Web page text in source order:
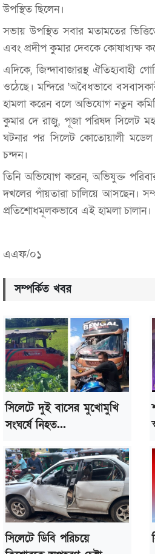
উপস্থিত ছিলেন।
সভায় উপস্থিত সবার মতামতের
এবং প্রদীপ কুমার দেবকে কোষাধ্যক্ষ
এদিকে, জিন্দাবাজারস্থ ঐতিহ্যবাহী
ওঠেছে। মন্দিরে ‘অবৈধভাবে
হামলা করেন বলে অভিযোগ নতুন
কুমার দে রাজু, পূজা পরিষদ সিলেট
ঘটনার পর সিলেট কোতোয়ালী মডেল
চন্দন।
তিনি অভিযোগ করেন, অভিযুক্ত
দখলের পাঁয়তারা চালিয়ে আসছেন।
প্রতিশোধমূলকভাবে এই হামলা চালান।
এএফ/০১
সম্পর্কিত খবর
সিলেটে দুই বাসের মুখোমুখি
সংঘর্ষে নিহত...
সিলেটে ডিবি পরিচয়ে